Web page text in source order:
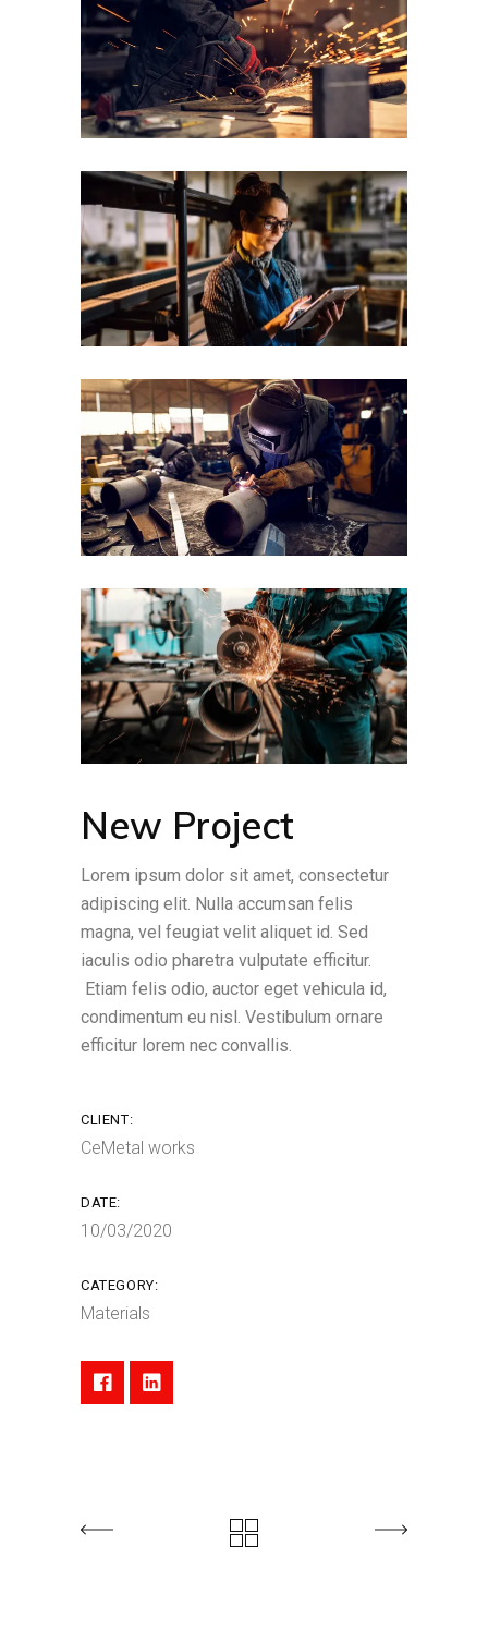
New Project
Lorem ipsum dolor sit amet, consectetur
adipiscing elit. Nulla accumsan felis
magna, vel feugiat velit aliquet id. Sed
iaculis odio pharetra vulputate efficitur.
Etiam felis odio, auctor eget vehicula id,
condimentum eu nisl. Vestibulum ornare
efficitur lorem nec convallis.
CLIENT:
CeMetal works
DATE:
10/03/2020
CATEGORY:
Materials